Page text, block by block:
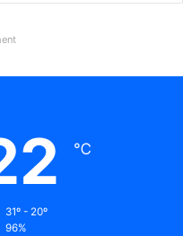
℃
31º - 20º
96%